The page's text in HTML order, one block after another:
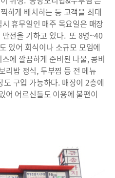
하게 배치하는 등 고객을 최대
휴무일인 매주 목요일은 매장
전을 기하고 있다. 또 8명~40
있어 회식이나 소규모 모임에
에 깔끔하게 준비된 나물, 콩비
리밥 정식, 두부찜 등 전 메뉴
구입 가능하다. 매장이 2층에
어 어르신들도 이용에 불편이